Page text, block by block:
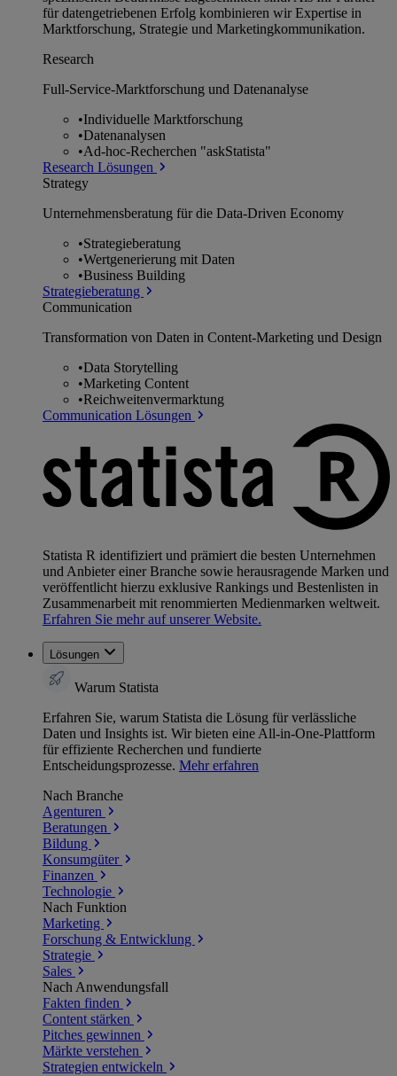
für datengetriebenen Erfolg kombinieren wir Expertise in
Marktforschung, Strategie und Marketingkommunikation.
Research
Full-Service-Marktforschung und Datenanalyse
•Individuelle Marktforschung
•Datenanalysen
•Ad-hoc-Recherchen "askStatista"
Research Lösungen
Strategy
Unternehmens­beratung für die Data-Driven Economy
•Strategieberatung
•Wertgenerierung mit Daten
•Business Building
Strategieberatung
Communication
Transformation von Daten in Content-Marketing und Design
•Data Storytelling
•Marketing Content
•Reichweitenvermarktung
Communication Lösungen
Statista R identifiziert und prämiert die besten Unternehmen
und Anbieter einer Branche sowie herausragende Marken und
veröffentlicht hierzu exklusive Rankings und Bestenlisten in
Zusammenarbeit mit renommierten Medienmarken weltweit.
Erfahren Sie mehr auf unserer Website.
Lösungen
Warum Statista
Erfahren Sie, warum Statista die Lösung für verlässliche
Daten und Insights ist. Wir bieten eine All-in-One-Plattform
für effiziente Recherchen und fundierte
Entscheidungsprozesse. Mehr erfahren
Nach Branche
Agenturen
Beratungen
Bildung
Konsumgüter
Finanzen
Technologie
Nach Funktion
Marketing
Forschung & Entwicklung
Strategie
Sales
Nach Anwendungsfall
Fakten finden
Content stärken
Pitches gewinnen
Märkte verstehen
Strategien entwickeln